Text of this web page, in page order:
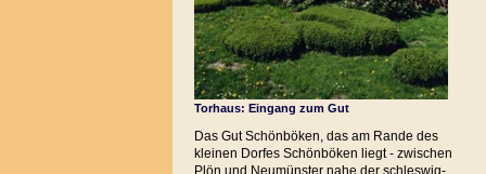
Torhaus: Eingang zum Gut
Das Gut Schönböken, das am Rande des
kleinen Dorfes Schönböken liegt - zwischen
Plön und Neumünster nahe der schleswig-